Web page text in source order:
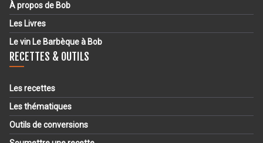
À propos de Bob
Les Livres
Le vin Le Barbèque à Bob
RECETTES & OUTILS
Les recettes
Les thématiques
Outils de conversions